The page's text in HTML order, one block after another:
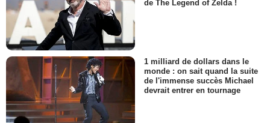
de The Legend of Zelda !
1 milliard de dollars dans le
monde : on sait quand la suite
de l'immense succès Michael
devrait entrer en tournage